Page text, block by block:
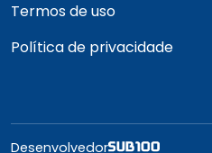
Termos de uso
Política de privacidade
Desenvolvedor